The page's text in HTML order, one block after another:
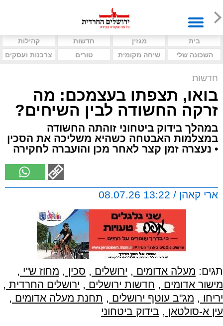
בית מגזין חדשות
קהילות
השכונה שלי
שיחה מקומית טורים צרכנות ועסקים
חדשות
בואו, תצפתו בעצמכם: מה
זרקה החשודה לבין השיחים?
במהלך בידוק ביטחוני זוהתה החשודה
במצלמות האבטחה כשהיא משליכה את הסכין
• נעצרה זמן קצר לאחר מכן והועברה לחקירה
ארי קאהן / 13:22 08.07.26
תגים: מעלה אדומים , ירושלים , סכין , מחוז ש"י ,
מישור אדומים , חדשות ירושלים , ירושלים החרדית ,
יריחו , מג"ב עוטף ירושלים , תחנת מעלה אדומים ,
עין א-סולטאן , בידוק ביטחוני